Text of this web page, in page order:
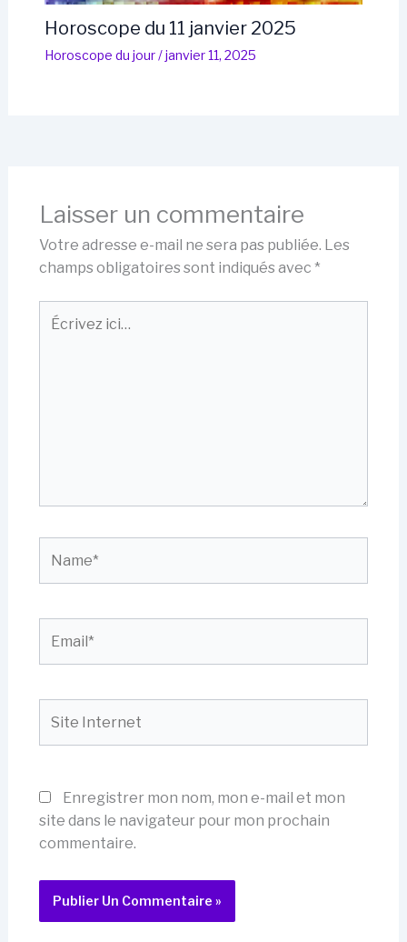
Horoscope du 11 janvier 2025
Horoscope du jour/janvier 11, 2025
Laisser un commentaire
Votre adresse e-mail ne sera pas publiée. Les
champs obligatoires sont indiqués avec *
Écrivez
ici…
Internet
Enregistrer mon nom, mon e-mail et mon
site dans le navigateur pour mon prochain
commentaire.